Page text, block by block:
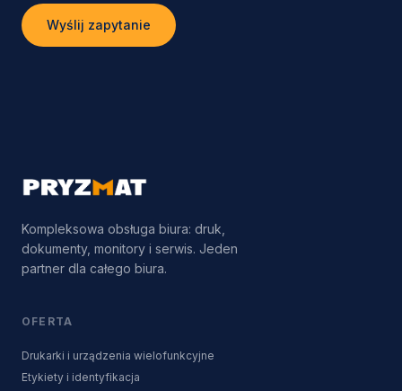
Wyślij zapytanie
Kompleksowa obsługa biura: druk,
dokumenty, monitory i serwis. Jeden
partner dla całego biura.
OFERTA
Drukarki i urządzenia wielofunkcyjne
Etykiety i identyfikacja